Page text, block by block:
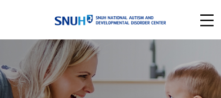
Previous